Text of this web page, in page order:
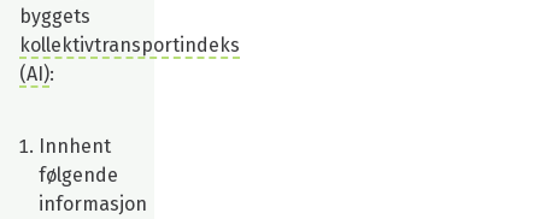
byggets
kollektivtransportindeks
(AI):
Innhent
følgende
informasjon